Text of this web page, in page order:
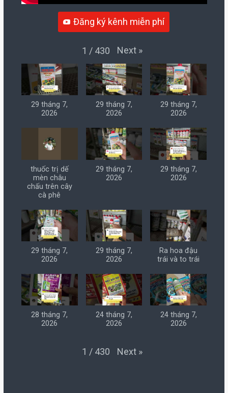
Đăng ký kênh miễn phí
1 / 430 Next »
29 tháng 7,
2026
29 tháng 7,
2026
29 tháng 7,
2026
thuốc trị dế
mèn châu
chấu trên cây
cà phê
29 tháng 7,
2026
29 tháng 7,
2026
29 tháng 7,
2026
29 tháng 7,
2026
Ra hoa đậu
trái và to trái
28 tháng 7,
2026
24 tháng 7,
2026
24 tháng 7,
2026
1 / 430 Next »